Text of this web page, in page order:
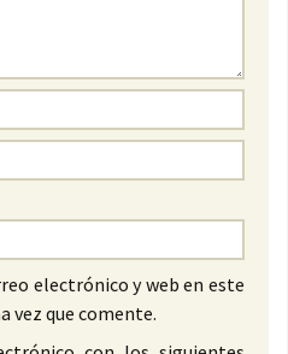
electrónico y web en este
vez que comente.